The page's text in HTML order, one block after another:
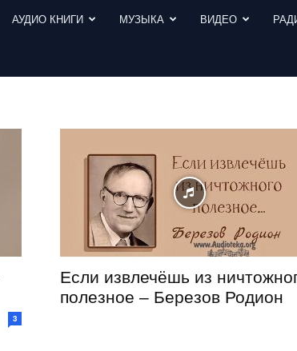
АУДИО КНИГИ МУЗЫКА ВИДЕО
3
Если извлечёшь из
полезное – Березов Родион